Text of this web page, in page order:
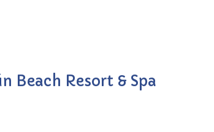
Beach Resort & Spa